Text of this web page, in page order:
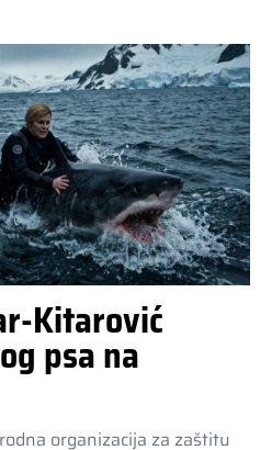
Kitarović
psa na
organizacija za zaštitu